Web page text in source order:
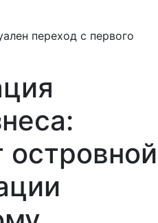
переход с первого
островной